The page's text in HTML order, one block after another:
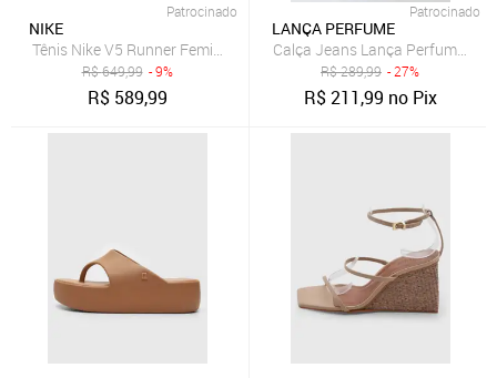
Patrocinado
NIKE
Tênis Nike V5 Runner Feminino
R$649,99 - 9%
R$ 589,99
Patrocinado
LANÇA PERFUME
Calça Jeans Lança Perfume
R$289,99 - 27%
R$211,99 no Pix